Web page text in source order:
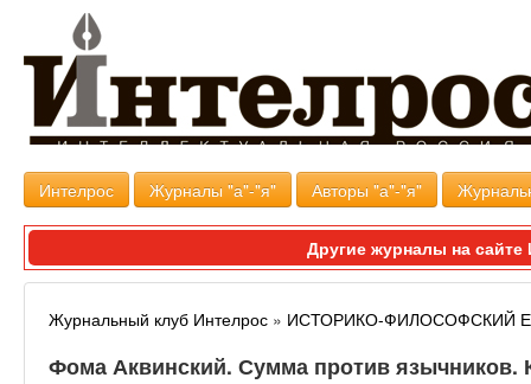
Интелрос Журналы "а"-"я" Авторы "а"-"я"
Другие журналы на
Журнальный клуб Интелрос » ИСТОРИКО-ФИЛОСОФСКИЙ
Фома Аквинский. Сумма против язычников.